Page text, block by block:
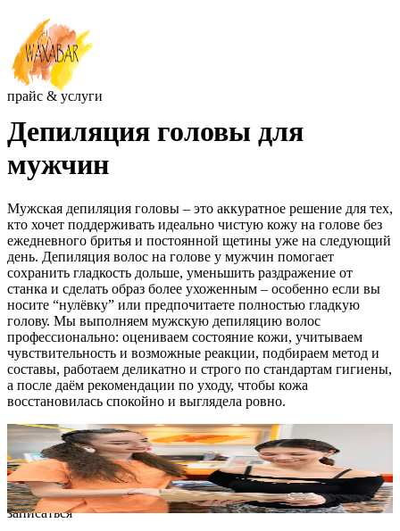
прайс & услуги
Депиляция головы для
мужчин
Мужская депиляция головы – это аккуратное решение для тех,
кто хочет поддерживать идеально чистую кожу на голове без
ежедневного бритья и постоянной щетины уже на следующий
день. Депиляция волос на голове у мужчин помогает
сохранить гладкость дольше, уменьшить раздражение от
станка и сделать образ более ухоженным – особенно если вы
носите “нулёвку” или предпочитаете полностью гладкую
голову. Мы выполняем мужскую депиляцию волос
профессионально: оцениваем состояние кожи, учитываем
чувствительность и возможные реакции, подбираем метод и
составы, работаем деликатно и строго по стандартам гигиены,
а после даём рекомендации по уходу, чтобы кожа
восстановилась спокойно и выглядела ровно.
записаться